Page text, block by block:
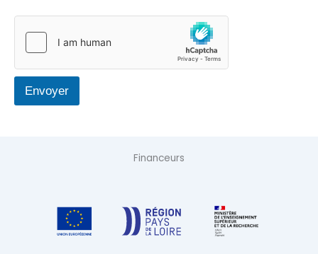
s
c
h
r
Envoyer
Financeurs